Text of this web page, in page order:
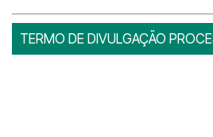
TERMO DE DIVULGAÇÃO